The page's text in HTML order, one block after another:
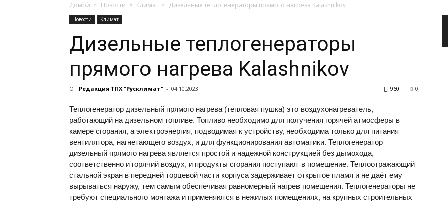
Домой Новости Климат Дизельные теплогенераторы прямого нагрева Kalashnikov
Новости Климат
Дизельные теплогенераторы
прямого нагрева Kalashnikov
От Редакция ТПХ "Русклимат" - 04.10.2023 0
960
Теплогенератор дизельный прямого нагрева (тепловая пушка) это воздухонагреватель,
работающий на дизельном топливе. Топливо необходимо для получения горячей атмосферы в
камере сгорания, а электроэнергия, подводимая к устройству, необходима только для питания
вентилятора, нагнетающего воздух, и для функционирования автоматики. Теплогенератор
дизельный прямого нагрева является простой и надежной конструкцией без дымохода,
соответственно и горячий воздух, и продукты сгорания поступают в помещение. Теплоотражающий
стальной экран в передней торцевой части корпуса задерживает открытое пламя и не даёт ему
вырываться наружу, тем самым обеспечивая равномерный нагрев помещения. Теплогенераторы не
требуют специального монтажа и применяются в нежилых помещениях, на крупных строительных